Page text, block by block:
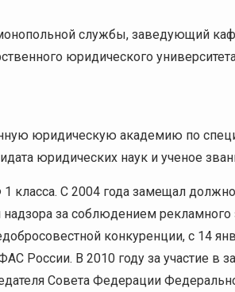
службы, заведующий
юридического
юридическую академию по
юридических наук и ученое
класса. С 2004 года замещал
за соблюдением рекламного
конкуренции, с 14
России. В 2010 году за участие в
Совета Федерации